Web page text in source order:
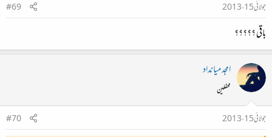
جولائی 15، 2013
#69
باقی ؟؟؟؟؟
امجد میانداد
محفلین
جولائی 15، 2013
#70